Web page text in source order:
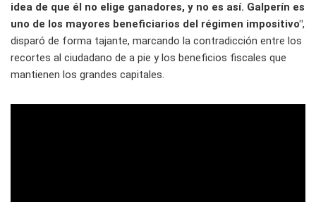
idea de que él no elige ganadores, y no es así. Galperín es
uno de los mayores beneficiarios del régimen impositivo",
disparó de forma tajante, marcando la contradicción entre los
recortes al ciudadano de a pie y los beneficios fiscales que
mantienen los grandes capitales.